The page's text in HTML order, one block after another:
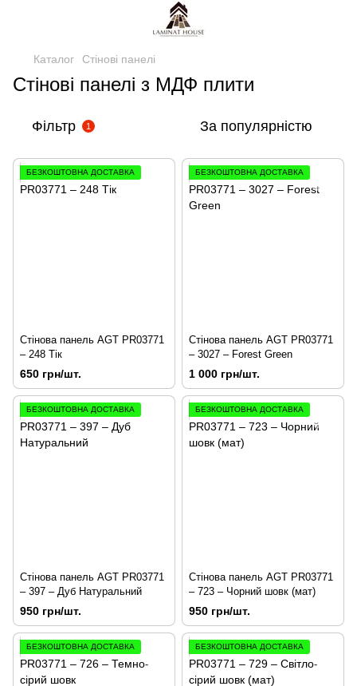
Каталог Стінові панелі
Стінові панелі з МДФ плити
Фільтр 1 За популярністю
БЕЗКОШТОВНА ДОСТАВКА
Стінова панель AGT PR03771
– 248 Тік
650 грн/шт.
БЕЗКОШТОВНА ДОСТАВКА
Стінова панель AGT PR03771
– 3027 – Forest Green
1 000 грн/шт.
БЕЗКОШТОВНА ДОСТАВКА
Стінова панель AGT PR03771
– 397 – Дуб Натуральний
950 грн/шт.
БЕЗКОШТОВНА ДОСТАВКА
Стінова панель AGT PR03771
– 723 – Чорний шовк (мат)
950 грн/шт.
БЕЗКОШТОВНА ДОСТАВКА БЕЗКОШТОВНА ДОСТАВКА